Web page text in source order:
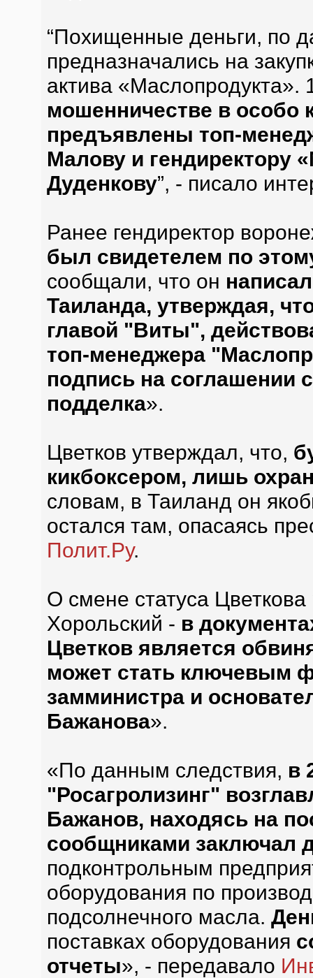
“Похищенные деньги, по
предназначались на
актива «Маслопродукта».
мошенничестве в особо
предъявлены топ-
Малову и гендиректору
Дуденкову”, - писало
Ранее гендиректор
был свидетелем по
сообщали, что он
Таиланда, утверждая,
главой "Виты",
топ-менеджера
подпись на соглашении
подделка».
Цветков утверждал, что,
кикбоксером, лишь
словам, в Таиланд он
остался там, опасаясь
Полит.Ру.
О смене статуса Цветкова
Хорольский - в
Цветков является
может стать ключевым
замминистра и
Бажанова».
«По данным следствия, в
"Росагролизинг"
Бажанов, находясь на
сообщниками заключал
подконтрольным
оборудования по
подсолнечного масла.
поставках оборудования
отчеты», - передавало